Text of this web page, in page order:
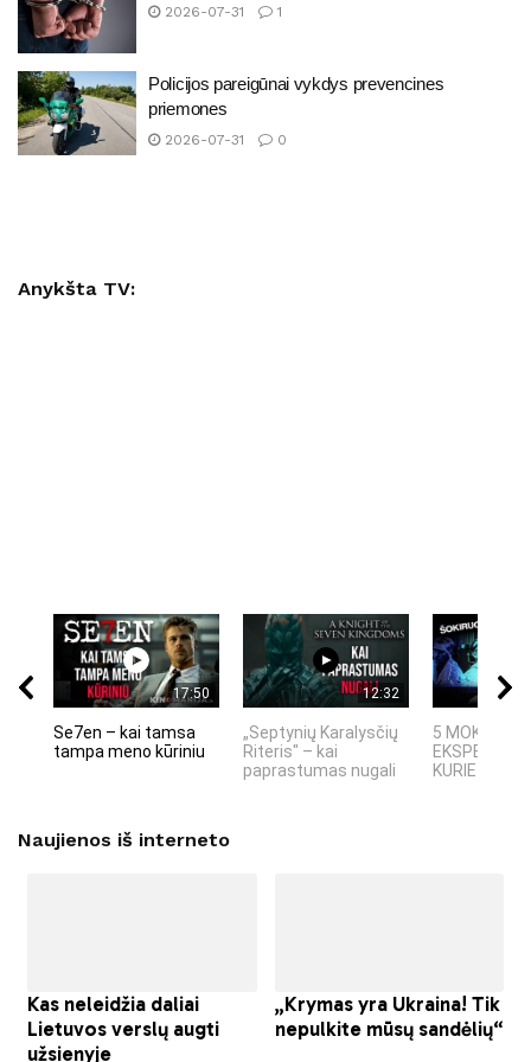
2026-07-31 1
Policijos pareigūnai vykdys prevencines
priemones
2026-07-31 0
Anykšta TV:
17:50
Se7en – kai tamsa
tampa meno kūriniu
12:32
„Septynių Karalysčių
Riteris" – kai
paprastumas nugali
5 MOKSLINIAI
KURIE
Naujienos iš interneto